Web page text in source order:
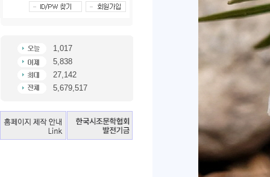
1,017
5,838
27,142
5,679,517